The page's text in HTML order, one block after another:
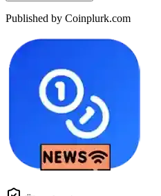
Published by Coinplurk.com